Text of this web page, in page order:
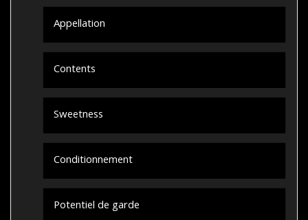
Appellation
Contents
Sweetness
Conditionnement
Potentiel de garde